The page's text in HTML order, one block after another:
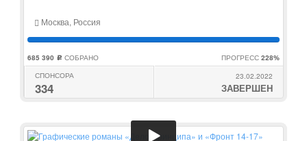
Москва, Россия
685 390 c СОБРАНО ПРОГРЕСС 228%
СПОНСОРА
334
23.02.2022
ЗАВЕРШЕН